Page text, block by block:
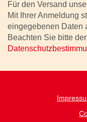
Für den Versand
Mit Ihrer Anmeldung
eingegebenen Daten
Beachten Sie bitte